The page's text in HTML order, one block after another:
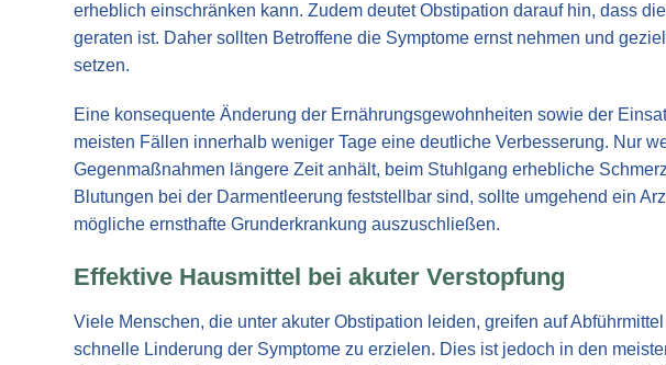
erheblich einschränken kann. Zudem deutet Obstipation darauf hin, dass
geraten ist. Daher sollten Betroffene die Symptome ernst nehmen und
setzen.
Eine konsequente Änderung der Ernährungsgewohnheiten sowie der
meisten Fällen innerhalb weniger Tage eine deutliche Verbesserung. Nur
Gegenmaßnahmen längere Zeit anhält, beim Stuhlgang erhebliche
Blutungen bei der Darmentleerung feststellbar sind, sollte umgehend ein
mögliche ernsthafte Grunderkrankung auszuschließen.
Effektive Hausmittel bei akuter Verstopfung
Viele Menschen, die unter akuter Obstipation leiden, greifen auf
schnelle Linderung der Symptome zu erzielen. Dies ist jedoch in den